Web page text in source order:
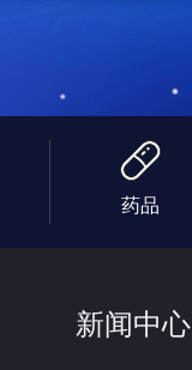
药品
新闻中心